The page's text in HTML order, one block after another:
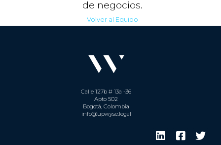
de negocios.
Volver al Equipo
Calle 127b # 13a -36
Apto 502
Bogotá, Colombia
info@upwyse.legal